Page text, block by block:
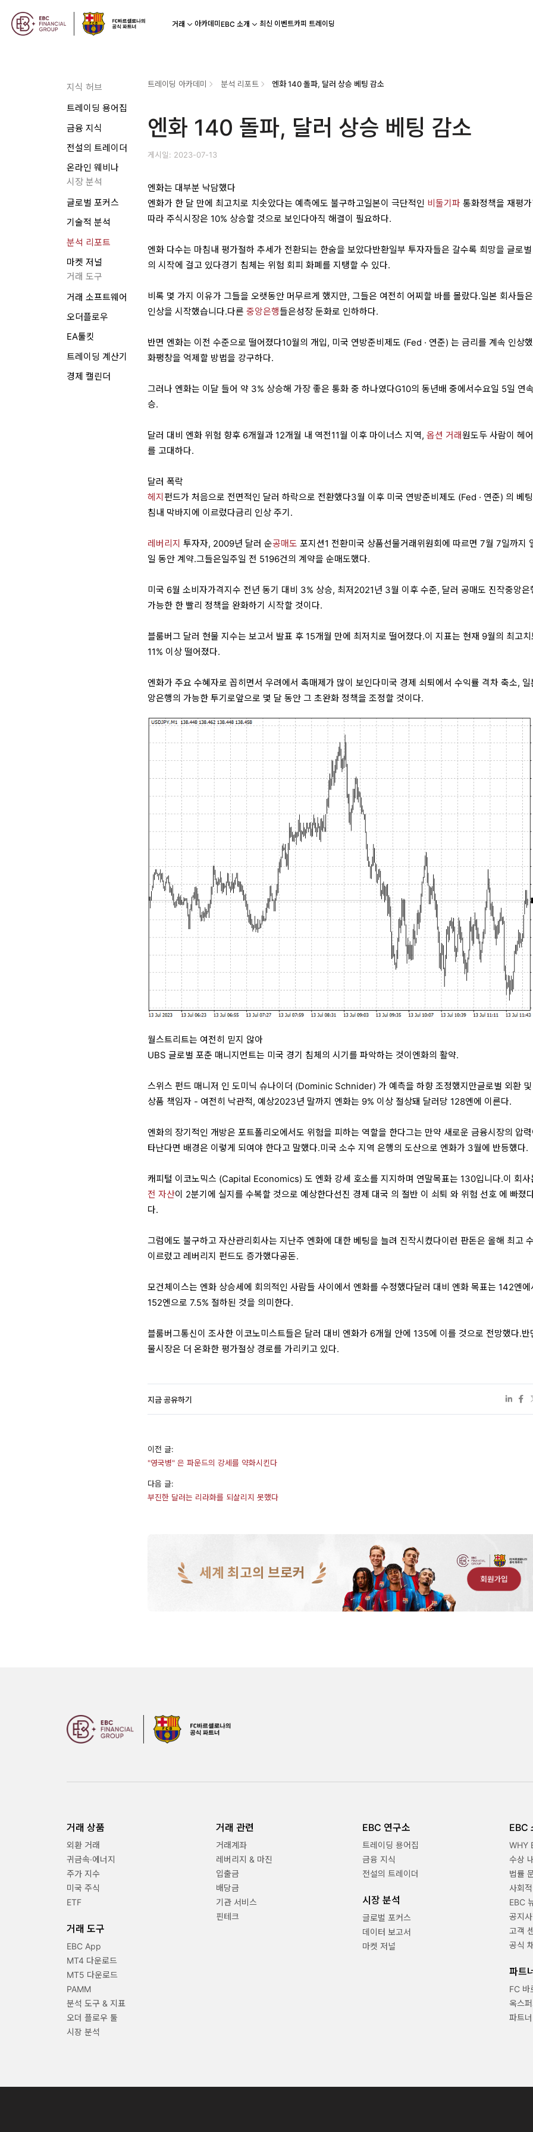
거래 아카데미 EBC 소개 최신 이벤트카피 트레이딩
지식 허브
트레이딩 용어집
금융 지식
전설의 트레이더
온라인 웨비나
시장 분석
글로벌 포커스
기술적 분석
분석 리포트
마켓 저널
거래 도구
거래 소프트웨어
오더플로우
EA툴킷
트레이딩 계산기
경제 캘린더
트레이딩 아카데미 분석 리포트 엔화 140 돌파, 달러 상승 베팅 감소
엔화 140 돌파, 달러 상승 베팅 감소
게시일: 2023-07-13
엔화는 대부분 낙담했다
엔화가 한 달 만에 최고치로 치솟았다는 예측에도 불구하고일본이 극단적인 비둘기파 통화정책을 재평
따라 주식시장은 10% 상승할 것으로 보인다아직 해결이 필요하다.
엔화 다수는 마침내 평가절하 추세가 전환되는 한숨을 보았다반환일부 투자자들은 갈수록 희망을 글로
의 시작에 걸고 있다경기 침체는 위험 회피 화폐를 지탱할 수 있다.
비록 몇 가지 이유가 그들을 오랫동안 머무르게 했지만, 그들은 여전히 어찌할 바를 몰랐다.일본 회사들
인상을 시작했습니다.다른중앙은행들은성장 둔화로 인하하다.
반면 엔화는 이전 수준으로 떨어졌다10월의 개입, 미국 연방준비제도 (Fed · 연준) 는 금리를 계속 인상
화팽창을 억제할 방법을 강구하다.
그러나 엔화는 이달 들어 약 3% 상승해 가장 좋은 통화 중 하나였다G10의 동년배 중에서수요일 5일 연
승.
달러 대비 엔화 위험 향후 6개월과 12개월 내 역전11월 이후 마이너스 지역,옵션 거래원도두 사람이 헤
를 고대하다.
달러 폭락
헤지 펀드가 처음으로 전면적인 달러 하락으로 전환했다3월 이후 미국 연방준비제도 (Fed · 연준) 의 베
침내 막바지에 이르렀다금리 인상 주기.
레버리지 투자자, 2009년 달러 순공매도 포지션1 전환미국 상품선물거래위원회에 따르면 7월 7일까지
일 동안 계약.그들은일주일 전 5196건의 계약을 순매도했다.
미국 6월 소비자가격지수 전년 동기 대비 3% 상승, 최저2021년 3월 이후 수준, 달러 공매도 진작중앙은
가능한 한 빨리 정책을 완화하기 시작할 것이다.
블룸버그 달러 현물 지수는 보고서 발표 후 15개월 만에 최저치로 떨어졌다.이 지표는 현재 9월의 최고
11% 이상 떨어졌다.
엔화가 주요 수혜자로 꼽히면서 우려에서 촉매제가 많이 보인다미국 경제 쇠퇴에서 수익률 격차 축소, 일
앙은행의 가능한 투기로앞으로 몇 달 동안 그 초완화 정책을 조정할 것이다.
월스트리트는 여전히 믿지 않아
UBS 글로벌 포춘 매니지먼트는 미국 경기 침체의 시기를 파악하는 것이엔화의 활약.
스위스 펀드 매니저 인 도미닉 슈나이더 (Dominic Schnider) 가 예측을 하향 조정했지만글로벌 외환
상품 책임자 - 여전히 낙관적, 예상2023년 말까지 엔화는 9% 이상 절상돼 달러당 128엔에 이른다.
엔화의 장기적인 개방은 포트폴리오에서도 위험을 피하는 역할을 한다그는 만약 새로운 금융시장의 압
타난다면 배경은 이렇게 되여야 한다고 말했다.미국 소수 지역 은행의 도산으로 엔화가 3월에 반등했다.
캐피털 이코노믹스 (Capital Economics) 도 엔화 강세 호소를 지지하며 연말목표는 130입니다.이 회
전 자산이 2분기에 실지를 수복할 것으로 예상한다선진 경제 대국 의 절반 이 쇠퇴 와 위험 선호 에 빠졌
다.
그럼에도 불구하고 자산관리회사는 지난주 엔화에 대한 베팅을 늘려 진작시켰다이런 판돈은 올해 최고
이르렀고 레버리지 펀드도 증가했다공돈.
모건체이스는 엔화 상승세에 회의적인 사람들 사이에서 엔화를 수정했다달러 대비 엔화 목표는 142엔에
152엔으로 7.5% 절하된 것을 의미한다.
블룸버그통신이 조사한 이코노미스트들은 달러 대비 엔화가 6개월 안에 135에 이를 것으로 전망했다.반
물시장은 더 온화한 평가절상 경로를 가리키고 있다.
지금 공유하기
이전 글:
"영국병" 은 파운드의 강세를 약화시킨다
다음 글:
부진한 달러는 리라화를 되살리지 못했다
세계 최고의 브로커 회원가입
거래 상품
외환 거래
귀금속·에너지
주가 지수
미국 주식
ETF
거래 도구
EBC App
MT4 다운로드
MT5 다운로드
PAMM
분석 도구 & 지표
오더 플로우 툴
시장 분석
거래 관련
거래계좌
레버리지 & 마진
입출금
배당금
기관 서비스
핀테크
EBC 연구소
트레이딩 용어집
금융 지식
전설의 트레이더
시장 분석
글로벌 포커스
데이터 보고서
마켓 저널
EBC
WHY
수상
법률
사회
EBC
공지
고객
공식
파트
FC 바
옥스
파트